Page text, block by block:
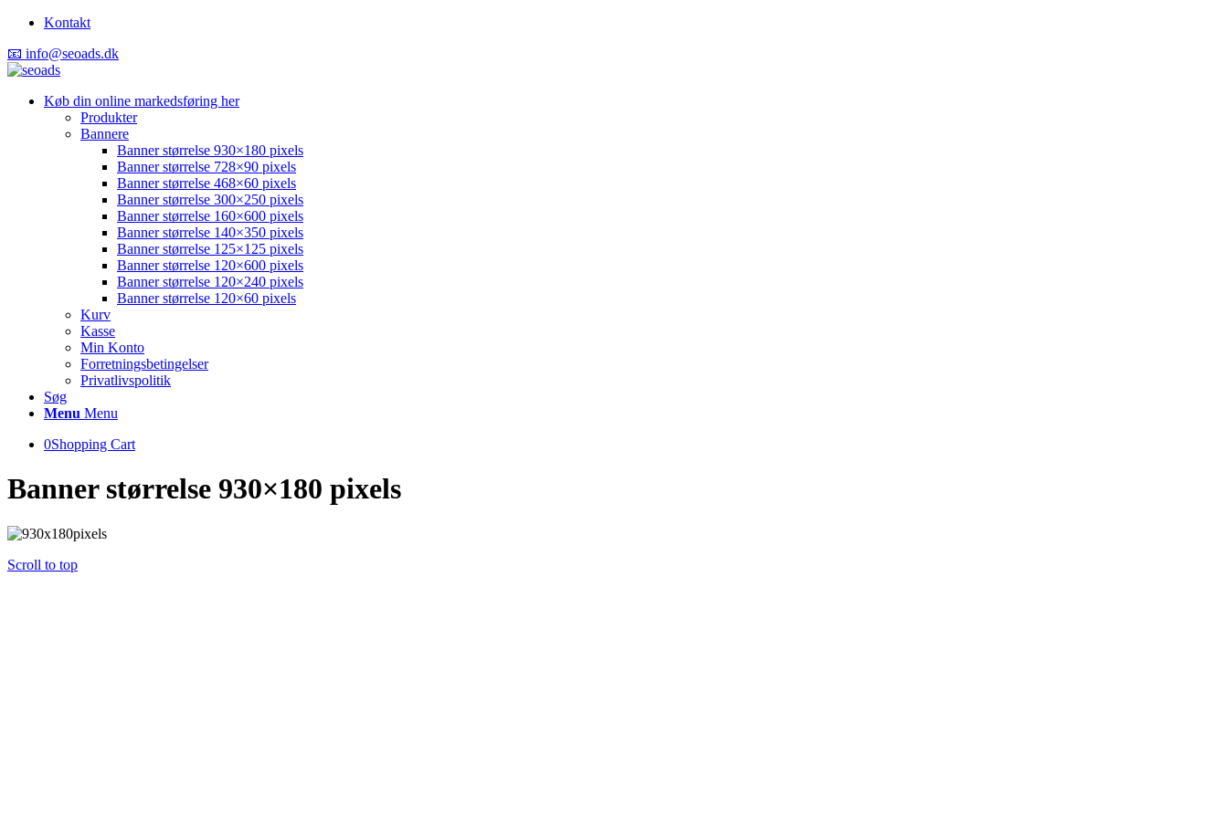
Kontakt
📧 info@seoads.dk
Køb din online markedsføring her
Produkter
Bannere
Banner størrelse 930×180 pixels
Banner størrelse 728×90 pixels
Banner størrelse 468×60 pixels
Banner størrelse 300×250 pixels
Banner størrelse 160×600 pixels
Banner størrelse 140×350 pixels
Banner størrelse 125×125 pixels
Banner størrelse 120×600 pixels
Banner størrelse 120×240 pixels
Banner størrelse 120×60 pixels
Kurv
Kasse
Min Konto
Forretningsbetingelser
Privatlivspolitik
Søg
Menu Menu
0Shopping Cart
Banner størrelse 930×180 pixels
Scroll to top